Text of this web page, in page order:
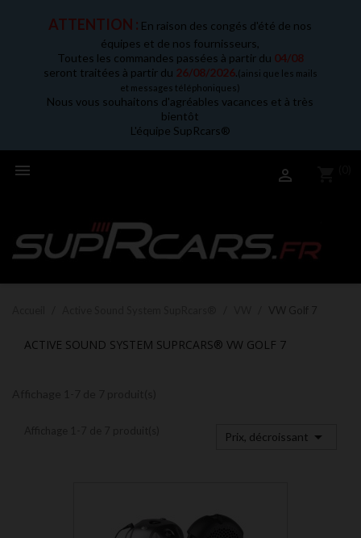
ATTENTION : En raison des congés d'été de nos
équipes et de nos fournisseurs,
Toutes les commandes passées à partir du 04/08
seront traitées à partir du 26/08/2026.(ainsi que les mails
et messages téléphoniques)
Nous vous souhaitons d'agréables vacances et à très
bientôt
L'équipe SupRcars®
 
ACTIVE SOUND SYSTEM SUPRCARS® VW GOLF 7
Prix, décroissant 